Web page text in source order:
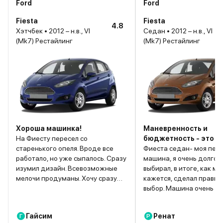
Ford
Fiesta
Хэтчбек • 2012 – н.в., VI
(Mk7) Рестайлинг
4.8
Хороша машинка!
На Фиесту пересел со
старенького опеля. Вроде все
работало, но уже сыпалось. Сразу
изумил дизайн. Всевозможные
мелочи продуманы. Хочу сразу
Компактный размер автомобиля
Г Гайсим
Ford
Fiesta
Седан • 2012 – н.в., VI
(Mk7) Рестайлинг
Маневренность и
бюджетность - это
Фиеста седан- моя
машина, я очень долго
выбирал, в итоге, как
кажется, сделал
выбор. Машина очень
начинающего
Р Ренат